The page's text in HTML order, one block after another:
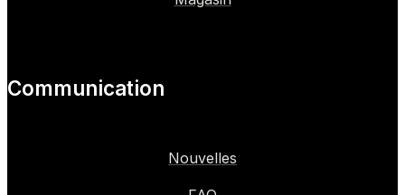
Communication
Nouvelles